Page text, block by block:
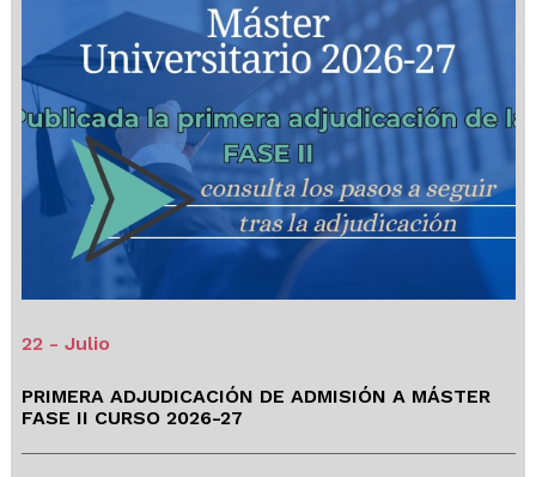
22 - Julio
PRIMERA ADJUDICACIÓN DE ADMISIÓN A MÁSTER
FASE II CURSO 2026-27